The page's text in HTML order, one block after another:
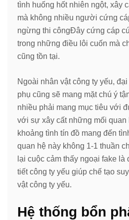
tình huống hốt nhiên ngột, xây
mà không nhiều người cứng
ngừng thi côngĐây cứng cáp
trong những điều lôi cuốn mà
cũng tồn tại.
Ngoài nhân vật công ty yếu,
phụ cũng sẽ mang mặt chú ý
nhiều phải mang mục tiêu với
với sự xây cất những mối quan
khoảng tình tín đồ mang đến
quan hệ này không 1-1 thuần
lại cuộc cảm thấy ngoại fake
tiết công ty yếu giúp chế tạo
vật công ty yếu.
Hệ thống bổn